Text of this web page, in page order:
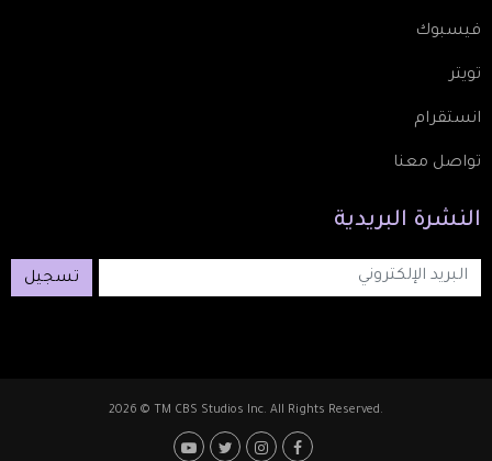
فيسبوك
تويتر
انستقرام
تواصل معنا
النشرة البريدية
تسجيل
2026 © TM CBS Studios Inc. All Rights Reserved.
Footer: Social Media